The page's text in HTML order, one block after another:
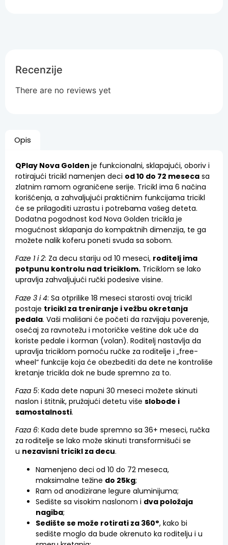
Opis
QPlay Nova Golden je funkcionalni, sklapajući, oboriv i
rotirajući tricikl namenjen deci od 10 do 72 meseca sa
zlatnim ramom ograničene serije. Tricikl ima 6 načina
korišćenja, a zahvaljujući praktičnim funkcijama tricikl
će se prilagoditi uzrastu i potrebama vašeg deteta.
Dodatna pogodnost kod Nova Golden tricikla je
mogućnost sklapanja do kompaktnih dimenzija, te ga
možete nalik koferu poneti svuda sa sobom.
Faze 1 i 2: Za decu stariju od 10 meseci, roditelj ima
potpunu kontrolu nad triciklom. Triciklom se lako
upravlja zahvaljujući ručki podesive visine.
Faze 3 i 4: Sa otprilike 18 meseci starosti ovaj tricikl
postaje tricikl za treniranje i vežbu okretanja
pedala. Vaši mališani će početi da razvijaju poverenje,
osećaj za ravnotežu i motoričke veštine dok uče da
koriste pedale i korman (volan). Roditelj nastavlja da
upravlja triciklom pomoću ručke za roditelje i „free-
wheel“ funkcije koja će obezbediti da dete ne kontroliše
kretanje tricikla dok ne bude spremno za to.
Faza 5: Kada dete napuni 30 meseci možete skinuti
naslon i štitnik, pružajući detetu više slobode i
samostalnosti.
Faza 6: Kada dete bude spremno sa 36+ meseci, ručka
za roditelje se lako može skinuti transformišući se
u nezavisni tricikl za decu.
Namenjeno deci od 10 do 72 meseca,
maksimalne težine do 25kg;
Ram od anodizirane legure aluminijuma;
Sedište sa visokim naslonom i dva položaja
nagiba;
Sedište se može rotirati za 360°, kako bi
sedište moglo da bude okrenuto ka roditelju i u
Recenzije
There are no reviews yet